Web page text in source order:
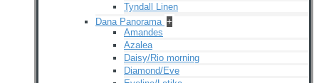
Tyndall Linen
Dana Panorama +
Amandes
Azalea
Daisy/Rio morning
Diamond/Eve